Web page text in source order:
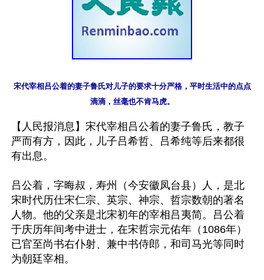
宋代宰相吕公着的妻子鲁氏对儿子的要求十分严格，平时生活中的点点
【人民报消息】宋代宰相吕公着的妻子鲁氏，教子
严而有方，因此，儿子吕希哲、吕希纯等后来都很
有出息。
吕公着，字晦叔，寿州（今安徽凤台县）人，是北
宋时代历仕宋仁宗、英宗、神宗、哲宗数朝的著名
人物。他的父亲是北宋初年的宰相吕夷简。吕公着
于庆历年间考中进士，在宋哲宗元佑年（1086年）
已官至尚书右仆射、兼中书侍郎，和司马光等同时
为朝廷宰相。